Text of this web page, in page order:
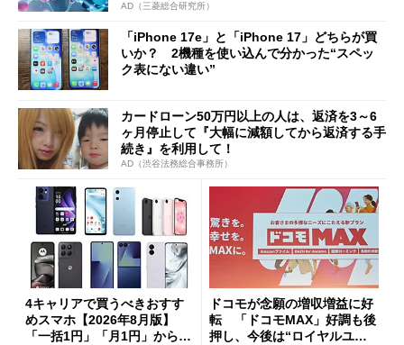
AD（三菱総合研究所）
「iPhone 17e」と「iPhone 17」どちらが買
いか？ 2機種を使い込んで分かった“スペッ
ク表にない違い”
カードローン50万円以上の人は、返済を3～6
ヶ月停止して『大幅に減額してから返済する手
続き』を利用して！
AD（渋谷法務総合事務所）
4キャリアで買うべきおすす
めスマホ【2026年8月版】
「一括1円」「月1円」からお
ドコモが念願の増収増益に好
転 「ドコモMAX」好調も後
押し、今後は“ロイヤルユー